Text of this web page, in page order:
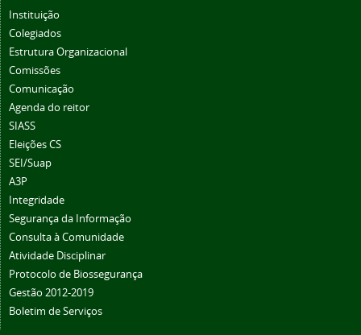
Instituição
Colegiados
Estrutura Organizacional
Comissões
Comunicação
Agenda do reitor
SIASS
Eleições CS
SEI/Suap
A3P
Integridade
Segurança da Informação
Consulta à Comunidade
Atividade Disciplinar
Protocolo de Biossegurança
Gestão 2012-2019
Boletim de Serviços